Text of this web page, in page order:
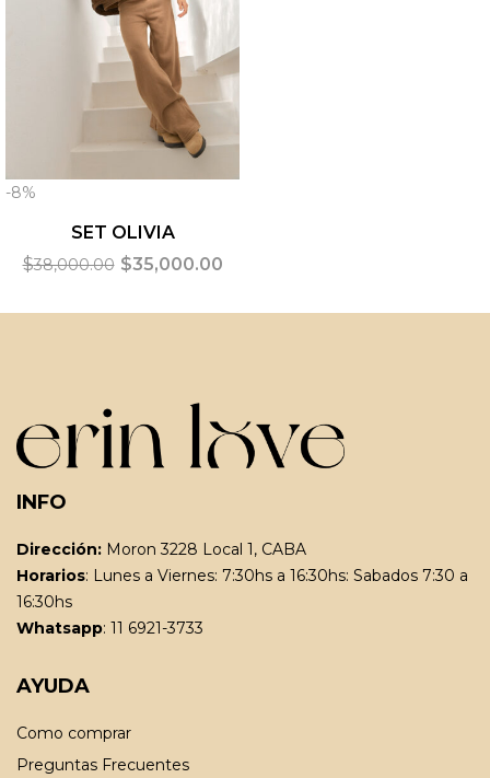
-8%
SET OLIVIA
$38,000.00 $35,000.00
INFO
Dirección: Moron 3228 Local 1, CABA
Horarios: Lunes a Viernes: 7:30hs a 16:30hs: Sabados 7:30 a
16:30hs
Whatsapp: 11 6921-3733
AYUDA
Como comprar
Preguntas Frecuentes